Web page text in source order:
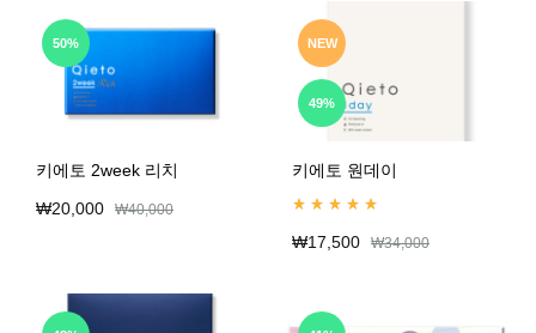
50%
키에토 2week 리치
₩20,000 ₩40,000
NEW
49%
키에토 원데이
₩17,500 ₩34,000